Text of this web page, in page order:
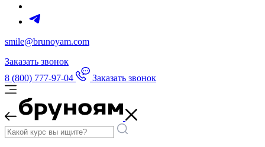
smile@brunoyam.com
Заказать звонок
8 (800) 777-97-04
Заказать звонок